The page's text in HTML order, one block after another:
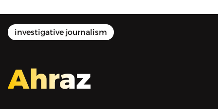
investigative journalism
Ahraz